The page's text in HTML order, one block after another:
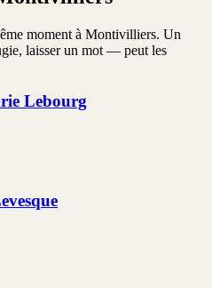
moment à Montivilliers. Un
laisser un mot — peut les
Lebourg